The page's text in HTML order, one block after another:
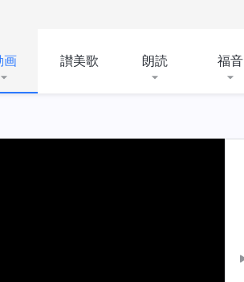
画 讃美歌 朗読 福音